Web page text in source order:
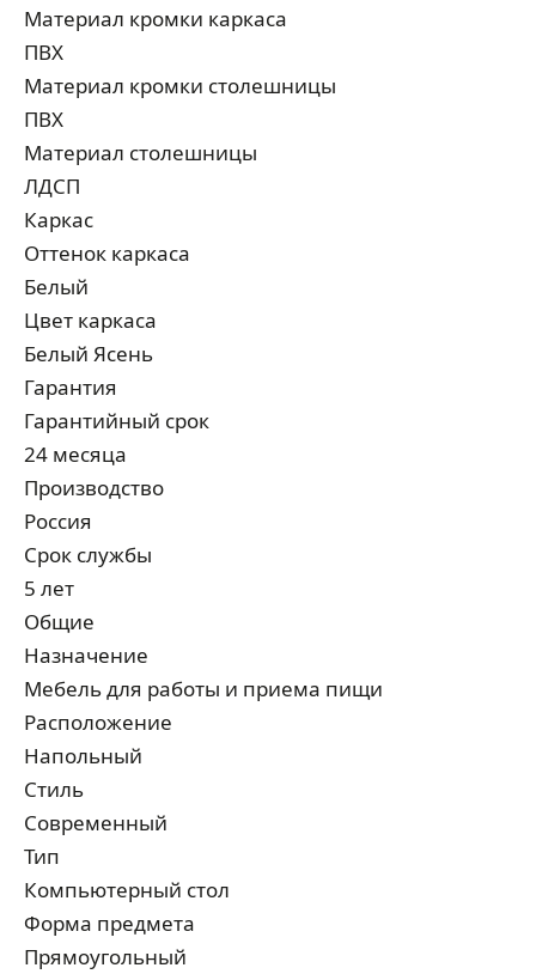
Материал кромки каркаса
ПВХ
Материал кромки столешницы
ПВХ
Материал столешницы
ЛДСП
Каркас
Оттенок каркаса
Белый
Цвет каркаса
Белый Ясень
Гарантия
Гарантийный срок
24 месяца
Производство
Россия
Срок службы
5 лет
Общие
Назначение
Мебель для работы и приема пищи
Расположение
Напольный
Стиль
Современный
Тип
Компьютерный стол
Форма предмета
Прямоугольный